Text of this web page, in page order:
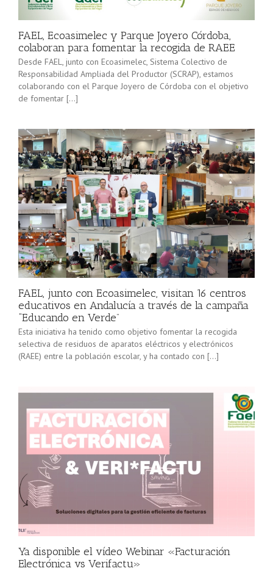
minorista”
(convocatoria
2025), pone
en marcha a
Sevilla junto
[…]
FAEL, Ecoasimelec y Parque Joyero Córdoba,
colaboran para fomentar la recogida de RAEE
Desde FAEL, junto con Ecoasimelec, Sistema Colectivo de
Responsabilidad Ampliada del Productor (SCRAP), estamos
colaborando con el Parque Joyero de Córdoba con el objetivo
de fomentar […]
FAEL, junto con Ecoasimelec, visitan 16 centros
educativos en Andalucía a través de la campaña
“Educando en Verde”
Esta iniciativa ha tenido como objetivo fomentar la recogida
selectiva de residuos de aparatos eléctricos y electrónicos
(RAEE) entre la población escolar, y ha contado con […]
Ya disponible el vídeo Webinar «Facturación
Electrónica vs Verifactu»